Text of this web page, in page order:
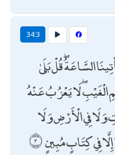
34:3
السَّاعَةُ ۖ قُلْ بَلَىٰ
لَا يَعْزُبُ عَنْهُ
وَلَا فِي الْأَرْضِ وَلَا
فِي كِتَابٍ مُبِينٍ